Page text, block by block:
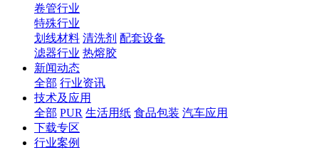
卷管行业
特殊行业
划线材料 清洗剂 配套设备
滤器行业 热熔胶
新闻动态
全部 行业资讯
技术及应用
全部 PUR 生活用纸 食品包装 汽车应用
下载专区
行业案例